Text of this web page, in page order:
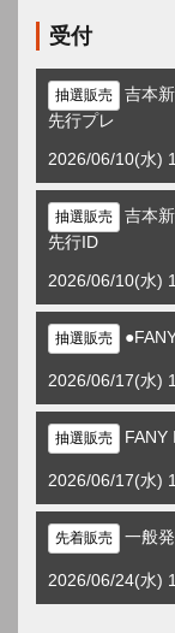
受付
抽選販売
吉本
先行プレ
2026/06/10(水)
抽選販売
吉本
先行ID
2026/06/10(水)
抽選販売
2026/06/17(水)
抽選販売 FANY
2026/06/17(水)
先着販売 一般
2026/06/24(水)